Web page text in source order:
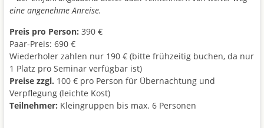
eine angenehme Anreise.
Preis pro Person: 390 €
Paar-Preis: 690 €
Wiederholer zahlen nur 190 € (bitte frühzeitig buchen, da nur
1 Platz pro Seminar verfügbar ist)
Preise zzgl. 100 € pro Person für Übernachtung und
Verpflegung (leichte Kost)
Teilnehmer: Kleingruppen bis max. 6 Personen